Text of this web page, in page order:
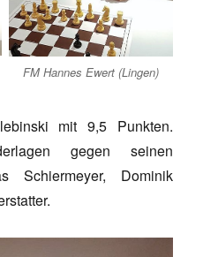
FM Hannes Ewert (Lingen)
mit 9,5 Punkten.
gegen seinen
Schiermeyer, Dominik